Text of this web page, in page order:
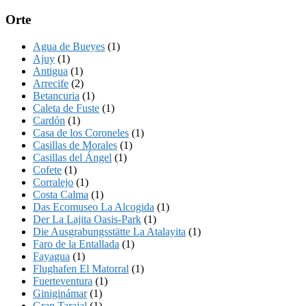
Orte
Agua de Bueyes (1)
Ajuy (1)
Antigua (1)
Arrecife (2)
Betancuria (1)
Caleta de Fuste (1)
Cardón (1)
Casa de los Coroneles (1)
Casillas de Morales (1)
Casillas del Ángel (1)
Cofete (1)
Corralejo (1)
Costa Calma (1)
Das Ecomuseo La Alcogida (1)
Der La Lajita Oasis-Park (1)
Die Ausgrabungsstätte La Atalayita (1)
Faro de la Entallada (1)
Fayagua (1)
Flughafen El Matorral (1)
Fuerteventura (1)
Giniginámar(1)